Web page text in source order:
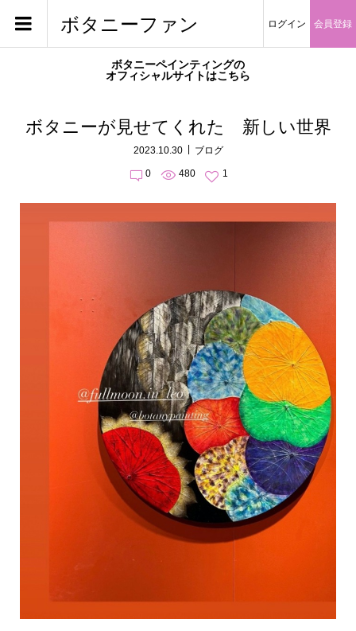
ボタニーファン ログイン 会員登録
ボタニーペインティングの
オフィシャルサイトはこちら
ボタニーが見せてくれた 新しい世界
2023.10.30 ブログ
0 480 1